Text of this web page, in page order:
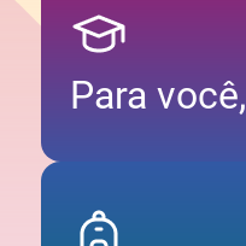
Para você,